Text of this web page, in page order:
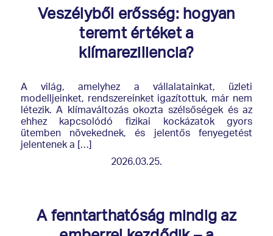
Veszélyből erősség: hogyan
teremt értéket a
klímareziliencia?
A világ, amelyhez a vállalatainkat, üzleti
modelljeinket, rendszereinket igazítottuk, már nem
létezik. A klímaváltozás okozta szélsőségek és az
ehhez kapcsolódó fizikai kockázatok gyors
ütemben növekednek, és jelentős fenyegetést
jelentenek a […]
2026.03.25.
A fenntarthatóság mindig az